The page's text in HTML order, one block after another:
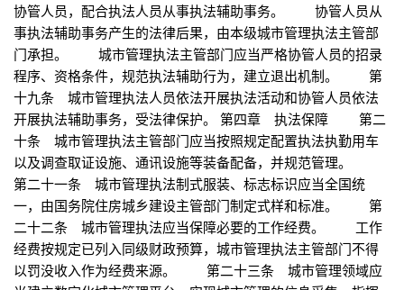
协管人员，配合执法人员从事执法辅助事务。 协管人员从
事执法辅助事务产生的法律后果，由本级城市管理执法主管部
门承担。 城市管理执法主管部门应当严格协管人员的招录
程序、资格条件，规范执法辅助行为，建立退出机制。 第
十九条 城市管理执法人员依法开展执法活动和协管人员依法
开展执法辅助事务，受法律保护。 第四章 执法保障 第二
十条 城市管理执法主管部门应当按照规定配置执法执勤用车
以及调查取证设施、通讯设施等装备配备，并规范管理。
第二十一条 城市管理执法制式服装、标志标识应当全国统
一，由国务院住房城乡建设主管部门制定式样和标准。 第
二十二条 城市管理执法应当保障必要的工作经费。 工作
经费按规定已列入同级财政预算，城市管理执法主管部门不得
以罚没收入作为经费来源。 第二十三条 城市管理领域应